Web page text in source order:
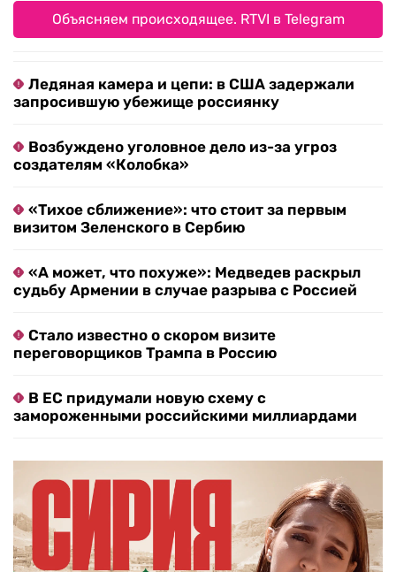
Объясняем происходящее. RTVI в Telegram
Ледяная камера и цепи: в США задержали
запросившую убежище россиянку
Возбуждено уголовное дело из-за угроз
создателям «Колобка»
«Тихое сближение»: что стоит за первым
визитом Зеленского в Сербию
«А может, что похуже»: Медведев раскрыл
судьбу Армении в случае разрыва с Россией
Стало известно о скором визите
переговорщиков Трампа в Россию
В ЕС придумали новую схему с
замороженными российскими миллиардами